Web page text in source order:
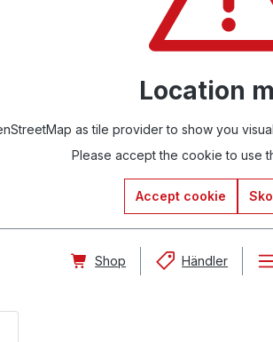
Location
as tile provider to show you
Please accept the cookie to use
Accept cookie
Shop Händler